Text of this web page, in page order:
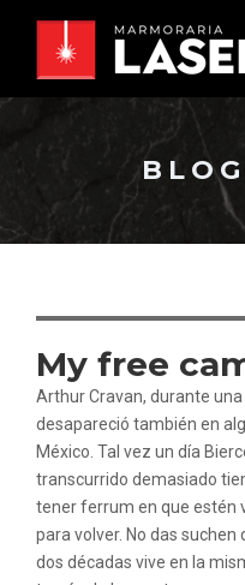
My free
Arthur Cravan, durante
desapareció también en
México. Tal vez un día
transcurrido demasiado
tener ferrum en que estén
para volver. No das
dos décadas vive en la